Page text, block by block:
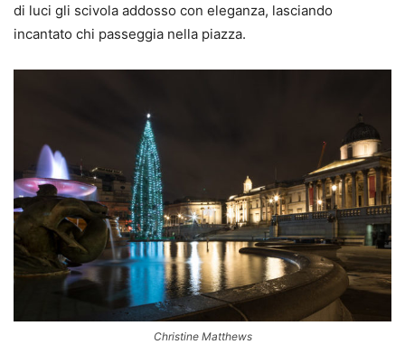
di luci gli scivola addosso con eleganza, lasciando
incantato chi passeggia nella piazza.
Christine Matthews